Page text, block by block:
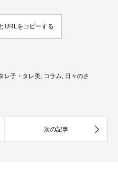
URLをコピーする
レ子・タレ美, コラム, 日々のさ